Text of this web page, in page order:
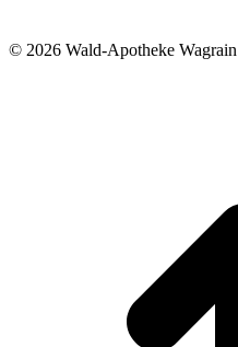
© 2026 Wald-Apotheke Wagrain